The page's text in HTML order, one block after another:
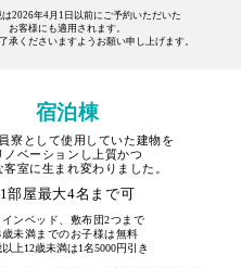
2026年4月1日以前にご予約いただいた
お客様にも適用されます。
承くださいますようお願い申し上げます。
宿泊棟
寮として使用していた建物を
ノベーションし上質かつ
客室に生まれ変わりました。
1部屋最大4名まで可
インベッド、敷布団2つまで
歳未満までのお子様は無料
以上12歳未満は1名5000円引き